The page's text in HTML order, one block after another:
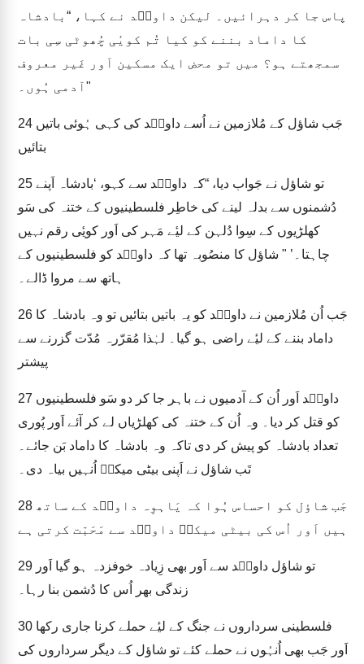
پاس جا کر دہرائیں۔ لیکن داویؔد نے کہا، “بادشاہ
کا داماد بننے کو کیا تُم کویٔی چُھوٹی سِی بات
سمجھتے ہو؟ میں تو محض ایک مسکین اَور غَیر معروف
آدمی ہُوں۔"
24
بتائیں
25
دُشمنوں سے بدلہ لینے کی خاطِر فلسطینیوں کے ختنہ کی سَو
کھلڑیوں کے سِوا دُلہن کے لیٔے مَہر کی اَور کویٔی رقم نہیں
چاہتا۔’ " شاؤل کا منصُوبہ تھا کہ داویؔد کو فلسطینیوں کے
ہاتھ سے مروا ڈالے۔
26
داماد بننے کے لیٔے راضی ہو گیا۔ لہٰذا مُقرّرہ مُدّت گزرنے سے
پیشتر
27
کو قتل کر دیا۔ وہ اُن کے ختنہ کی کھلڑیاں لے کر آئے اَور پُوری
تعداد بادشاہ کو پیش کر دی تاکہ وہ بادشاہ کا داماد بَن جائے۔
تَب شاؤل نے اَپنی بیٹی میکلؔ اُنہیں بیاہ دی۔
28
ہیں اَور اُس کی بیٹی میکلؔ داویؔد سے مَحَبّت کرتی ہے
29
زندگی بھر اُس کا دُشمن بنا رہا۔
30
اَور جَب بھی اُنہُوں نے حملے کئے تو شاؤل کے دیگر سرداروں کی